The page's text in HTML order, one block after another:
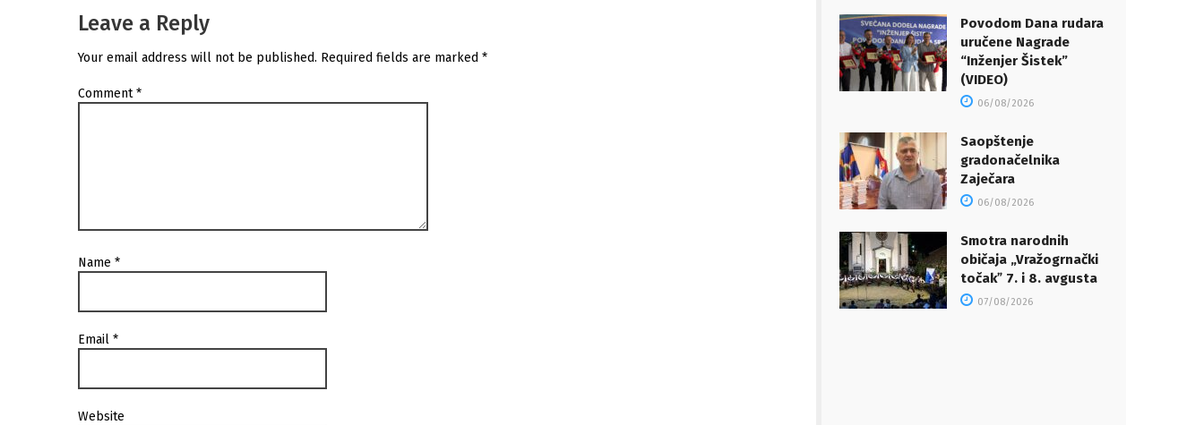
Leave a Reply
Your email address will not be published. Required fields are marked *
Comment*
Name *
Email *
Website
Povodom Dana rudara
uručene Nagrade
“Inženjer Šistek”
(VIDEO)
06/08/2026
Saopštenje
gradonačelnika
Zaječara
06/08/2026
Smotra narodnih
običaja „Vražogrnački
točakˮ 7. i 8. avgusta
07/08/2026